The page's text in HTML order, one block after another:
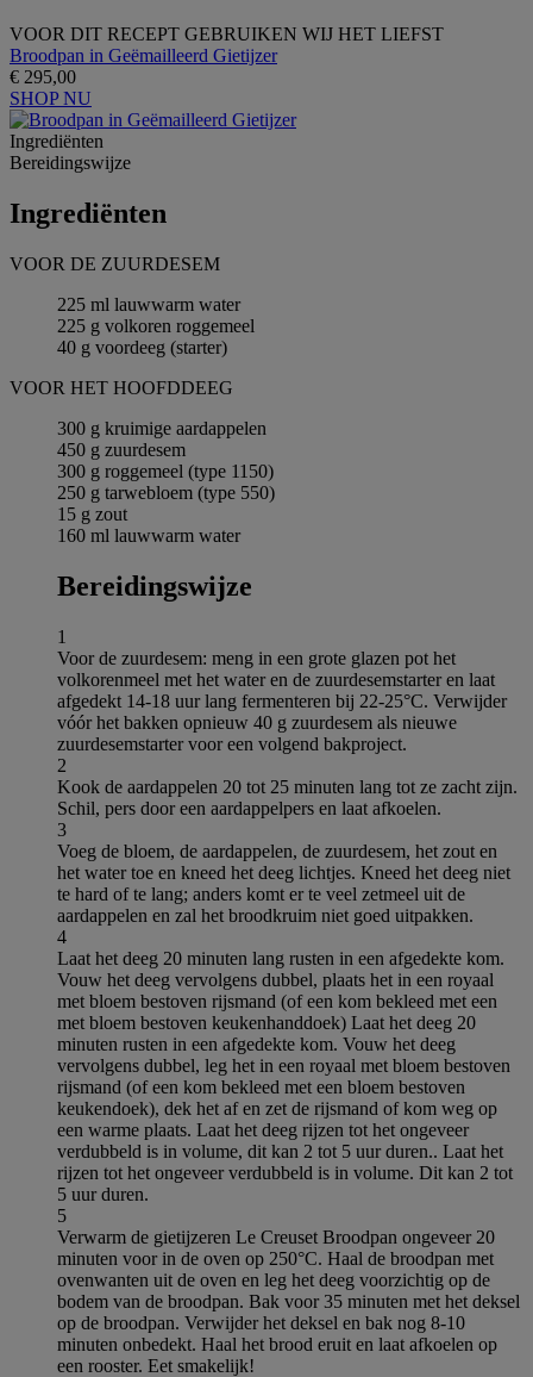
VOOR DIT RECEPT GEBRUIKEN WIJ HET LIEFST
Broodpan in Geëmailleerd Gietijzer
€ 295,00
SHOP NU
Ingrediёnten
Bereidingswijze
Ingrediёnten
VOOR DE ZUURDESEM
225 ml lauwwarm water
225 g volkoren roggemeel
40 g voordeeg (starter)
VOOR HET HOOFDDEEG
300 g kruimige aardappelen
450 g zuurdesem
300 g roggemeel (type 1150)
250 g tarwebloem (type 550)
15 g zout
160 ml lauwwarm water
Bereidingswijze
1
Voor de zuurdesem: meng in een grote glazen pot het
volkorenmeel met het water en de zuurdesemstarter en laat
afgedekt 14-18 uur lang fermenteren bij 22-25°C. Verwijder
vóór het bakken opnieuw 40 g zuurdesem als nieuwe
zuurdesemstarter voor een volgend bakproject.
2
Kook de aardappelen 20 tot 25 minuten lang tot ze zacht zijn.
Schil, pers door een aardappelpers en laat afkoelen.
3
Voeg de bloem, de aardappelen, de zuurdesem, het zout en
het water toe en kneed het deeg lichtjes. Kneed het deeg niet
te hard of te lang; anders komt er te veel zetmeel uit de
aardappelen en zal het broodkruim niet goed uitpakken.
4
Laat het deeg 20 minuten lang rusten in een afgedekte kom.
Vouw het deeg vervolgens dubbel, plaats het in een royaal
met bloem bestoven rijsmand (of een kom bekleed met een
met bloem bestoven keukenhanddoek) Laat het deeg 20
minuten rusten in een afgedekte kom. Vouw het deeg
vervolgens dubbel, leg het in een royaal met bloem bestoven
rijsmand (of een kom bekleed met een bloem bestoven
keukendoek), dek het af en zet de rijsmand of kom weg op
een warme plaats. Laat het deeg rijzen tot het ongeveer
verdubbeld is in volume, dit kan 2 tot 5 uur duren.. Laat het
rijzen tot het ongeveer verdubbeld is in volume. Dit kan 2 tot
5 uur duren.
5
Verwarm de gietijzeren Le Creuset Broodpan ongeveer 20
minuten voor in de oven op 250°C. Haal de broodpan met
ovenwanten uit de oven en leg het deeg voorzichtig op de
bodem van de broodpan. Bak voor 35 minuten met het deksel
op de broodpan. Verwijder het deksel en bak nog 8-10
minuten onbedekt. Haal het brood eruit en laat afkoelen op
een rooster. Eet smakelijk!